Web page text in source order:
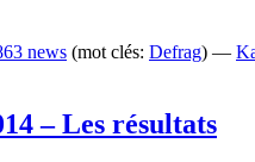
(mot clés: Defrag) —
– Les résultats